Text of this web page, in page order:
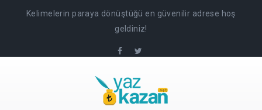
Kelimelerin paraya dönüştüğü en güvenilir adrese hoş
geldiniz!